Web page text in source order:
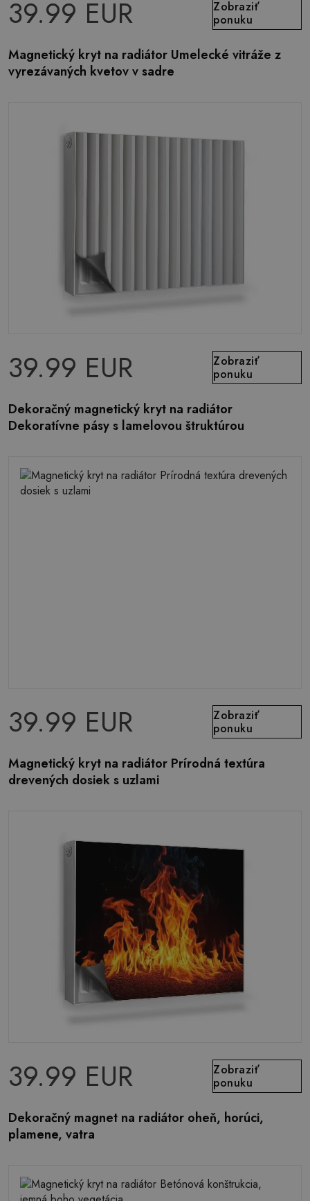
39.99 EUR
Zobraziť
ponuku
Magnetický kryt na radiátor Umelecké vitráže z
vyrezávaných kvetov v sadre
39.99 EUR
Zobraziť
ponuku
Dekoračný magnetický kryt na radiátor
Dekoratívne pásy s lamelovou štruktúrou
39.99 EUR
Zobraziť
ponuku
Magnetický kryt na radiátor Prírodná textúra
drevených dosiek s uzlami
39.99 EUR
Zobraziť
ponuku
Dekoračný magnet na radiátor oheň, horúci,
plamene, vatra